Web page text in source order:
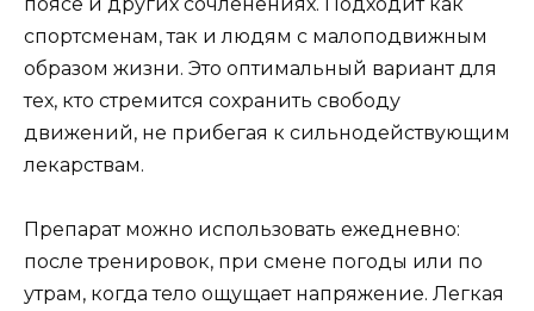
спортсменам, так и людям с малоподвижным
образом жизни. Это оптимальный вариант для
тех, кто стремится сохранить свободу
движений, не прибегая к сильнодействующим
лекарствам.
Препарат можно использовать ежедневно:
после тренировок, при смене погоды или по
утрам, когда тело ощущает напряжение. Легкая